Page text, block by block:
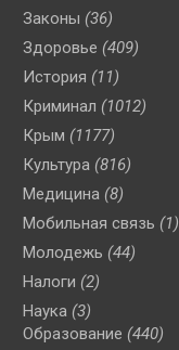
Законы (36)
Здоровье (409)
История (11)
Криминал (1012)
Крым (1177)
Культура (816)
Медицина (8)
Мобильная связь (1)
Молодежь (44)
Налоги (2)
Наука (3)
Образование (440)